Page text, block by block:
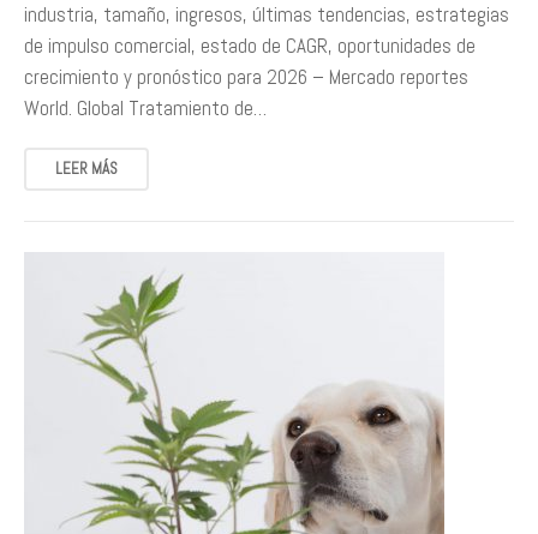
industria, tamaño, ingresos, últimas tendencias, estrategias
de impulso comercial, estado de CAGR, oportunidades de
crecimiento y pronóstico para 2026 – Mercado reportes
World. Global Tratamiento de…
LEER MÁS